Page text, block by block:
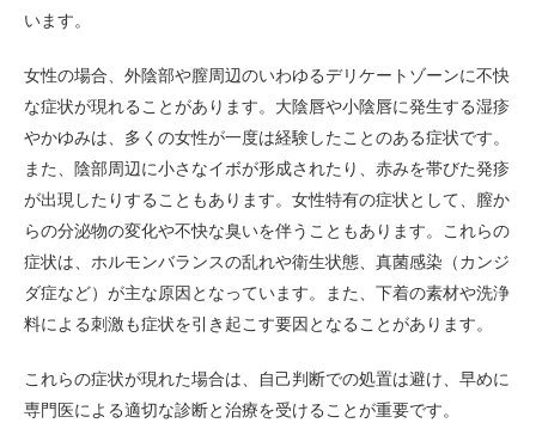
います。
女性の場合、外陰部や膣周辺のいわゆるデリケートゾーンに不快
な症状が現れることがあります。大陰唇や小陰唇に発生する湿疹
やかゆみは、多くの女性が一度は経験したことのある症状です。
また、陰部周辺に小さなイボが形成されたり、赤みを帯びた発疹
が出現したりすることもあります。女性特有の症状として、膣か
らの分泌物の変化や不快な臭いを伴うこともあります。これらの
症状は、ホルモンバランスの乱れや衛生状態、真菌感染（カンジ
ダ症など）が主な原因となっています。また、下着の素材や洗浄
料による刺激も症状を引き起こす要因となることがあります。
これらの症状が現れた場合は、自己判断での処置は避け、早めに
専門医による適切な診断と治療を受けることが重要です。